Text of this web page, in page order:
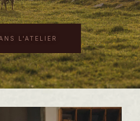
L'ATELIER